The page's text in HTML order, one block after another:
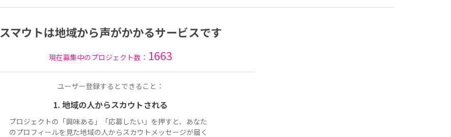
スマウトは地域から声がかかるサービスです
現在募集中のプロジェクト数： 1663
ユーザー登録するとできること：
1. 地域の人からスカウトされる
プロジェクトの「興味ある」「応募したい」を押すと、あなた
のプロフィールを見た地域の人からスカウトメッセージが届く